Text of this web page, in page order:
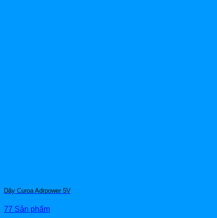
Dây Curoa Adrpower 5V
77 Sản phẩm